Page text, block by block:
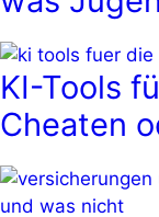
KI-Tools
Cheaten